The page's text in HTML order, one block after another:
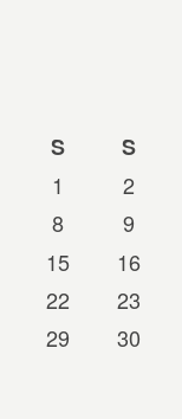
S
S
1
2
8
9
15
16
22
23
29
30